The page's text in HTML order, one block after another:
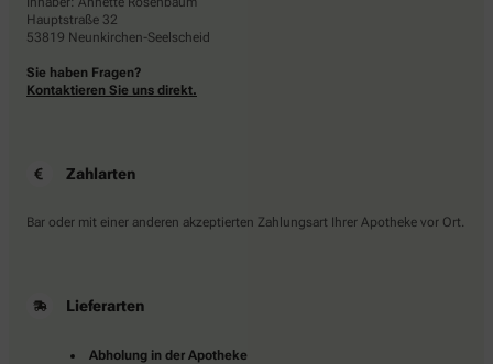
Hauptstraße 32
53819 Neunkirchen-Seelscheid
Sie haben Fragen?
Kontaktieren Sie uns direkt.
Zahlarten
Bar oder mit einer anderen akzeptierten Zahlungsart Ihrer Apotheke vor Ort.
Lieferarten
Abholung in der Apotheke